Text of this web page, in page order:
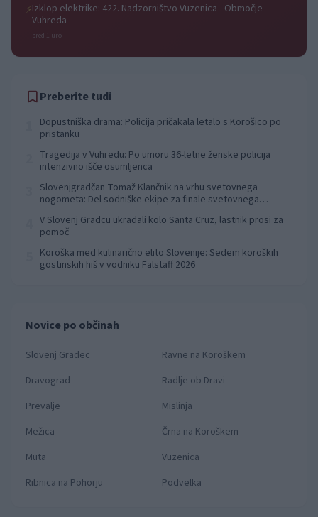
⚡Izklop elektrike: 422. Nadzorništvo Vuzenica - Območje
Vuhreda
pred 1 uro
Preberite tudi
Dopustniška drama: Policija pričakala letalo s Korošico po
pristanku
Tragedija v Vuhredu: Po umoru 36-letne ženske policija
intenzivno išče osumljenca
Slovenjgradčan Tomaž Klančnik na vrhu svetovnega
nogometa: Del sodniške ekipe za finale svetovnega
V Slovenj Gradcu ukradali kolo Santa Cruz, lastnik prosi za
pomoč
Koroška med kulinarično elito Slovenije: Sedem koroških
gostinskih hiš v vodniku Falstaff 2026
Novice po občinah
Slovenj Gradec
Ravne na Koroškem
Dravograd
Radlje ob Dravi
Prevalje
Mislinja
Mežica
Črna na Koroškem
Muta
Vuzenica
Ribnica na Pohorju
Podvelka